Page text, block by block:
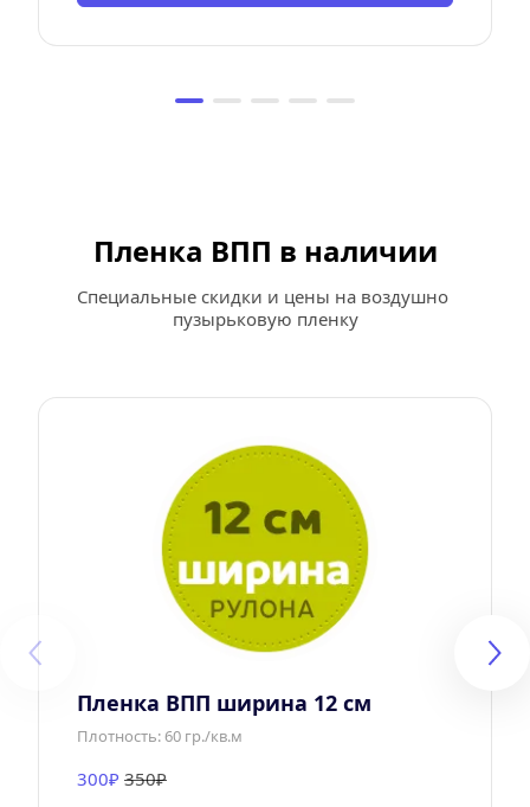
Пленка ВПП в наличии
Специальные скидки и цены на воздушно
пузырьковую пленку
Пленка ВПП ширина 12 см
Плотность: 60 гр./кв.м
300₽ 350₽